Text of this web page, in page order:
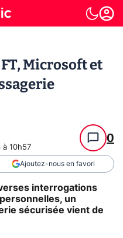
Microsoft et
à 10h57
0
Ajoutez-nous en favori
interrogations
un
sécurisée vient de